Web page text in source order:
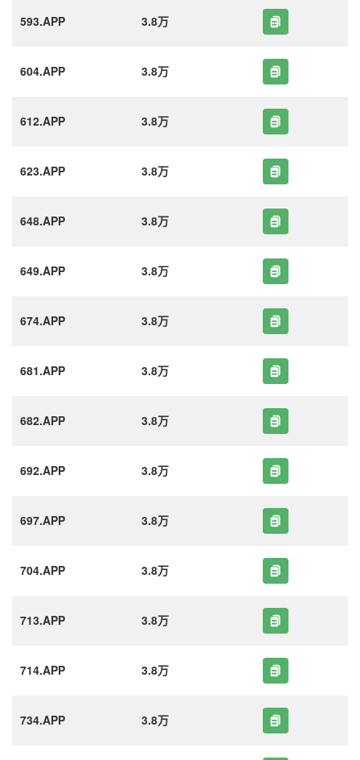
593.APP 3.8万
604.APP 3.8万
612.APP 3.8万
623.APP 3.8万
648.APP 3.8万
649.APP 3.8万
674.APP 3.8万
681.APP 3.8万
682.APP 3.8万
692.APP 3.8万
697.APP 3.8万
704.APP 3.8万
713.APP 3.8万
714.APP 3.8万
734.APP 3.8万